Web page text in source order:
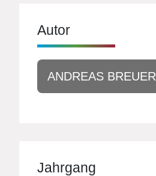
Autor
ANDREAS BREUER
Jahrgang